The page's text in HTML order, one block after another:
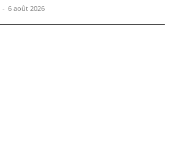
- 6 août 2026